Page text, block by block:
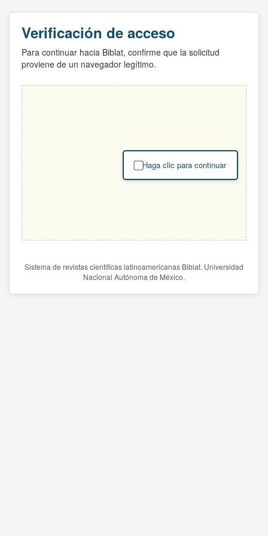
Verificación de acceso
Para continuar hacia Biblat, confirme que la solicitud
proviene de un navegador legítimo.
Haga clic para continuar
Sistema de revistas científicas latinoamericanas Biblat. Universidad
Nacional Autónoma de México.